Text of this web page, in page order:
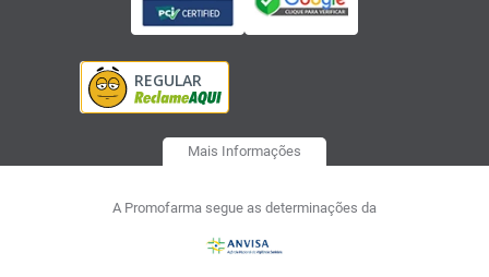
Mais Informações
A Promofarma segue as determinações da